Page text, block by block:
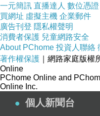
一元簡訊 直播達人 數位憑證
買網址 虛擬主機 企業郵件
廣告刊登 隱私權聲明
消費者保護 兒童網路安全
About PChome 投資人聯絡
著作權保護 ｜網路家庭版權
Online
PChome Online and
Online Inc.
個人新聞台